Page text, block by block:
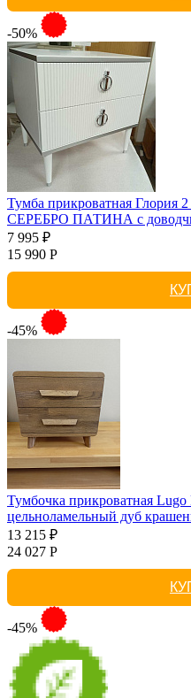
-50%
Тумба прикроватная
СЕРЕБРО ПАТИНА с
7 995 ₽
15 990 Р
-45%
Тумбочка прикроватная Lugo
цельноламельный дуб
13 215 ₽
24 027 Р
-45%